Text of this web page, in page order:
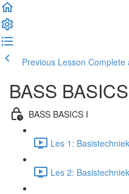
Previous Lesson Complete
BASS BASICS
BASS BASICS I
Les 1:
Les 2: